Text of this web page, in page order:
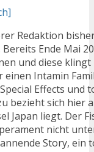
Redaktion
Ende Mai
und diese
Intamin
Effects und
bezieht sich hier
Japan liegt. Der
nicht
Story, ein